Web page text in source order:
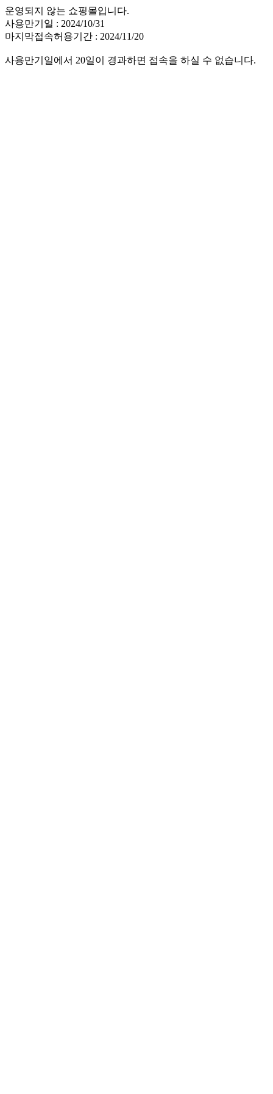
운영되지 않는 쇼핑몰입니다.
사용만기일 : 2024/10/31
마지막접속허용기간 : 2024/11/20
사용만기일에서 20일이 경과하면 접속을 하실 수 없습니다.